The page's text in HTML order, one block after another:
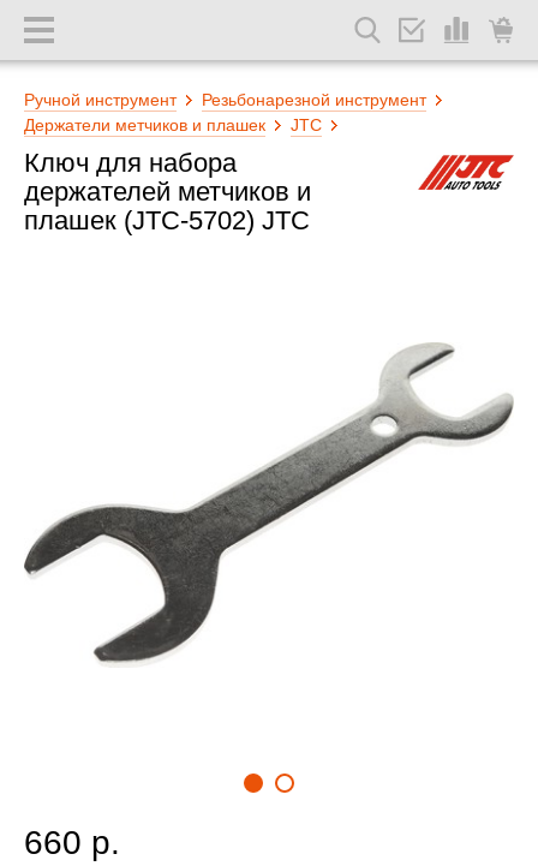
Ручной инструмент
Резьбонарезной инструмент
Держатели метчиков и плашек
JTC
Ключ для набора
держателей метчиков и
плашек (JTC-5702) JTC
660 р.